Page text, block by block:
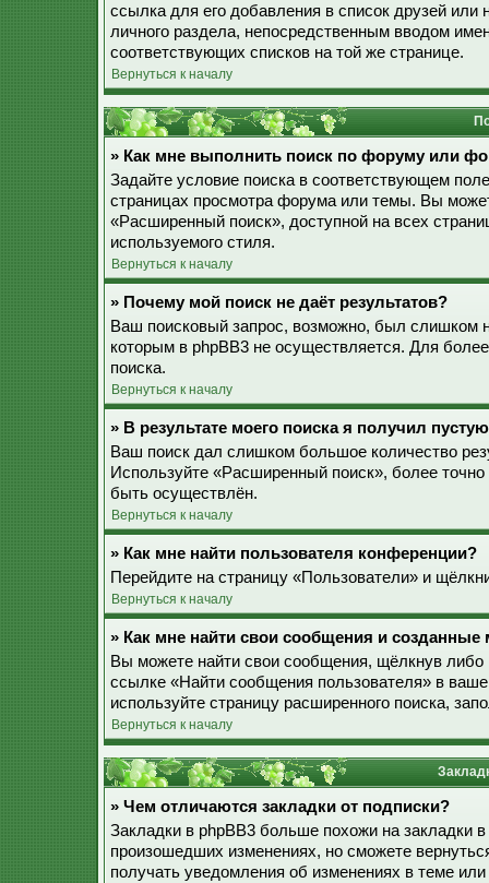
ссылка для его добавления в список друзей или
личного раздела, непосредственным вводом
соответствующих списков на той же странице.
Вернуться к началу
» Как мне выполнить поиск по форуму или
Задайте условие поиска в соответствующем
страницах просмотра форума или темы. Вы
«Расширенный поиск», доступной на всех
используемого стиля.
Вернуться к началу
» Почему мой поиск не даёт результатов?
Ваш поисковый запрос, возможно, был слишком
которым в phpBB3 не осуществляется. Для
поиска.
Вернуться к началу
» В результате моего поиска я получил
Ваш поиск дал слишком большое количество
Используйте «Расширенный поиск», более
быть осуществлён.
Вернуться к началу
» Как мне найти пользователя конференции?
Перейдите на страницу «Пользователи» и
Вернуться к началу
» Как мне найти свои сообщения и
Вы можете найти свои сообщения, щёлкнув
ссылке «Найти сообщения пользователя» в
используйте страницу расширенного поиска,
Вернуться к началу
» Чем отличаются закладки от подписки?
Закладки в phpBB3 больше похожи на
произошедших изменениях, но сможете
получать уведомления об изменениях в теме